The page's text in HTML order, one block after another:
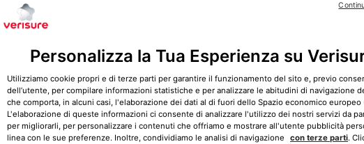
Personalizza la Tua Esperienza su
Utilizziamo cookie propri e di terze parti per garantire il funzionamento del sito e, previo
dell’utente, per compilare informazioni statistiche e per analizzare le abitudini di navigazione
che comporta, in alcuni casi, l'elaborazione dei dati al di fuori dello Spazio economico europeo
L'elaborazione di queste informazioni ci consente di analizzare l'utilizzo dei nostri servizi da
per migliorarli, per personalizzare i contenuti che offriamo e mostrare all'utente pubblicità
linea con le sue preferenze. Inoltre, condividiamo le analisi di navigazione
con terze parti.